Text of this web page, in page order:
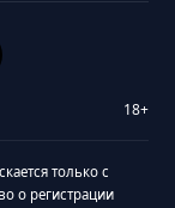
18+
только с
о регистрации